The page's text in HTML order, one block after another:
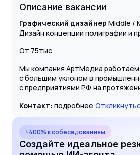
Описание вакансии
Графический дизайнер Middle /
Дизайн концепции полиграфии и
От 75тыс
Мы компания АртМедиа работаем
с большим уклоном в
с предприятиями РФ на
Контакт: подробнее
+400% к собеседованиям
Создайте идеальное